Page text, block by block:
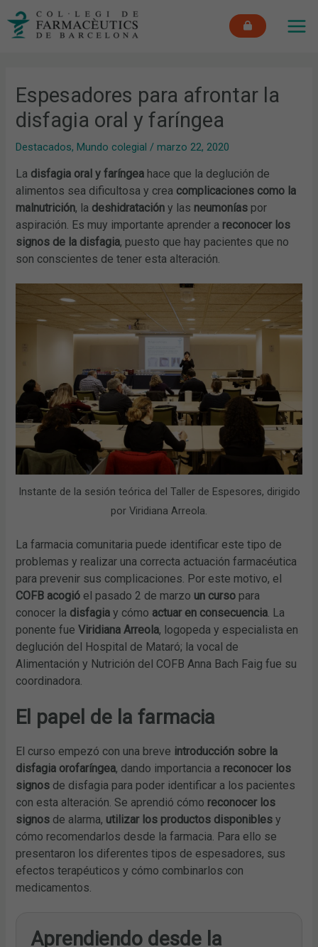
Espesadores para afrontar la
disfagia oral y faríngea
Destacados, Mundo colegial /marzo 22, 2020
La disfagia oral y faríngea hace que la deglución de
alimentos sea dificultosa y crea complicaciones como la
malnutrición, la deshidratación y las neumonías por
aspiración. Es muy importante aprender a reconocer los
signos de la disfagia, puesto que hay pacientes que no
son conscientes de tener esta alteración.
Instante de la sesión teórica del Taller de Espesores, dirigido
por Viridiana Arreola.
La farmacia comunitaria puede identificar este tipo de
problemas y realizar una correcta actuación farmacéutica
para prevenir sus complicaciones. Por este motivo, el
COFB acogió el pasado 2 de marzo un curso para
conocer la disfagia y cómo actuar en consecuencia. La
ponente fueViridiana Arreola, logopeda y especialista en
deglución del Hospital de Mataró; la vocal de
Alimentación y Nutrición del COFB Anna Bach Faig fue su
coordinadora.
El papel de la farmacia
El curso empezó con una breve introducción sobre la
disfagia orofaríngea, dando importancia a reconocer los
signos de disfagia para poder identificar a los pacientes
con esta alteración. Se aprendió cómo reconocer los
signos de alarma, utilizar los productos disponibles y
cómo recomendarlos desde la farmacia. Para ello se
presentaron los diferentes tipos de espesadores, sus
efectos terapéuticos y cómo combinarlos con
medicamentos.
Aprendiendo desde la